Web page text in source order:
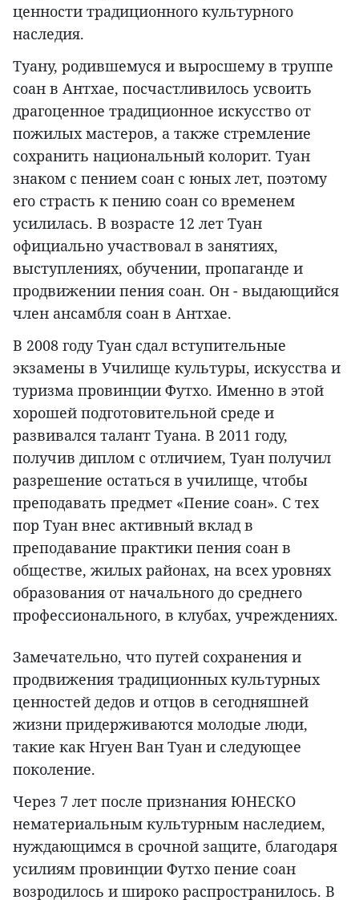
ценности традиционного культурного
наследия.
Туану, родившемуся и выросшему в труппе
соан в Антхае, посчастливилось усвоить
драгоценное традиционное искусство от
пожилых мастеров, а также стремление
сохранить национальный колорит. Туан
знаком с пением соан с юных лет, поэтому
его страсть к пению соан со временем
усилилась. В возрасте 12 лет Туан
официально участвовал в занятиях,
выступлениях, обучении, пропаганде и
продвижении пения соан. Он - выдающийся
член ансамбля соан в Антхае.
В 2008 году Туан сдал вступительные
экзамены в Училище культуры, искусства и
туризма провинции Футхо. Именно в этой
хорошей подготовительной среде и
развивался талант Туана. В 2011 году,
получив диплом с отличием, Туан получил
разрешение остаться в училище, чтобы
преподавать предмет «Пение соан». С тех
пор Туан внес активный вклад в
преподавание практики пения соан в
обществе, жилых районах, на всех уровнях
образования от начального до среднего
профессионального, в клубах, учреждениях.
Замечательно, что путей сохранения и
продвижения традиционных культурных
ценностей дедов и отцов в сегодняшней
жизни придерживаются молодые люди,
такие как Нгуен Ван Туан и следующее
поколение.
Через 7 лет после признания ЮНЕСКО
нематериальным культурным наследием,
нуждающимся в срочной защите, благодаря
усилиям провинции Футхо пение соан
возродилось и широко распространилось. В